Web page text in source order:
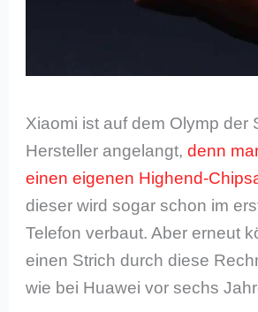
Xiaomi ist auf dem Olymp der
Hersteller angelangt,denn
einen eigenen Highend-
dieser wird sogar schon im
Telefon verbaut. Aber erneut
einen Strich durch diese
wie bei Huawei vor sechs